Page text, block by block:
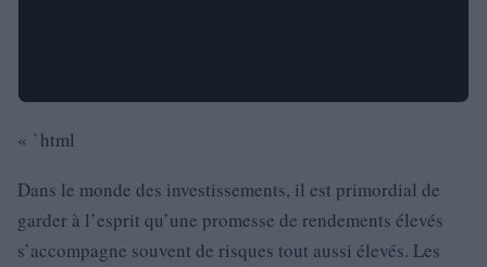
« `html
Dans le monde des investissements, il est primordial de
garder à l’esprit qu’une promesse de rendements élevés
s’accompagne souvent de risques tout aussi élevés. Les